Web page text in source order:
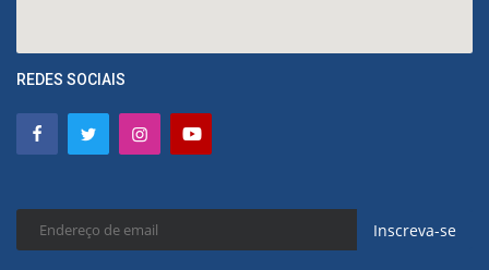
REDES SOCIAIS
Inscreva-se